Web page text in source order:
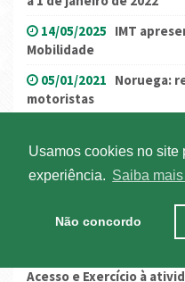
Usamos cookies no site
experiência.
Saiba
Não concordo
14/05/2025 IMT
Mobilidade
05/01/2021 Noruega:
motoristas
08/08/2025 Portugal:
ADR
Portugal
partir de 15 de setembro
Consulta
Acesso e Exercício à